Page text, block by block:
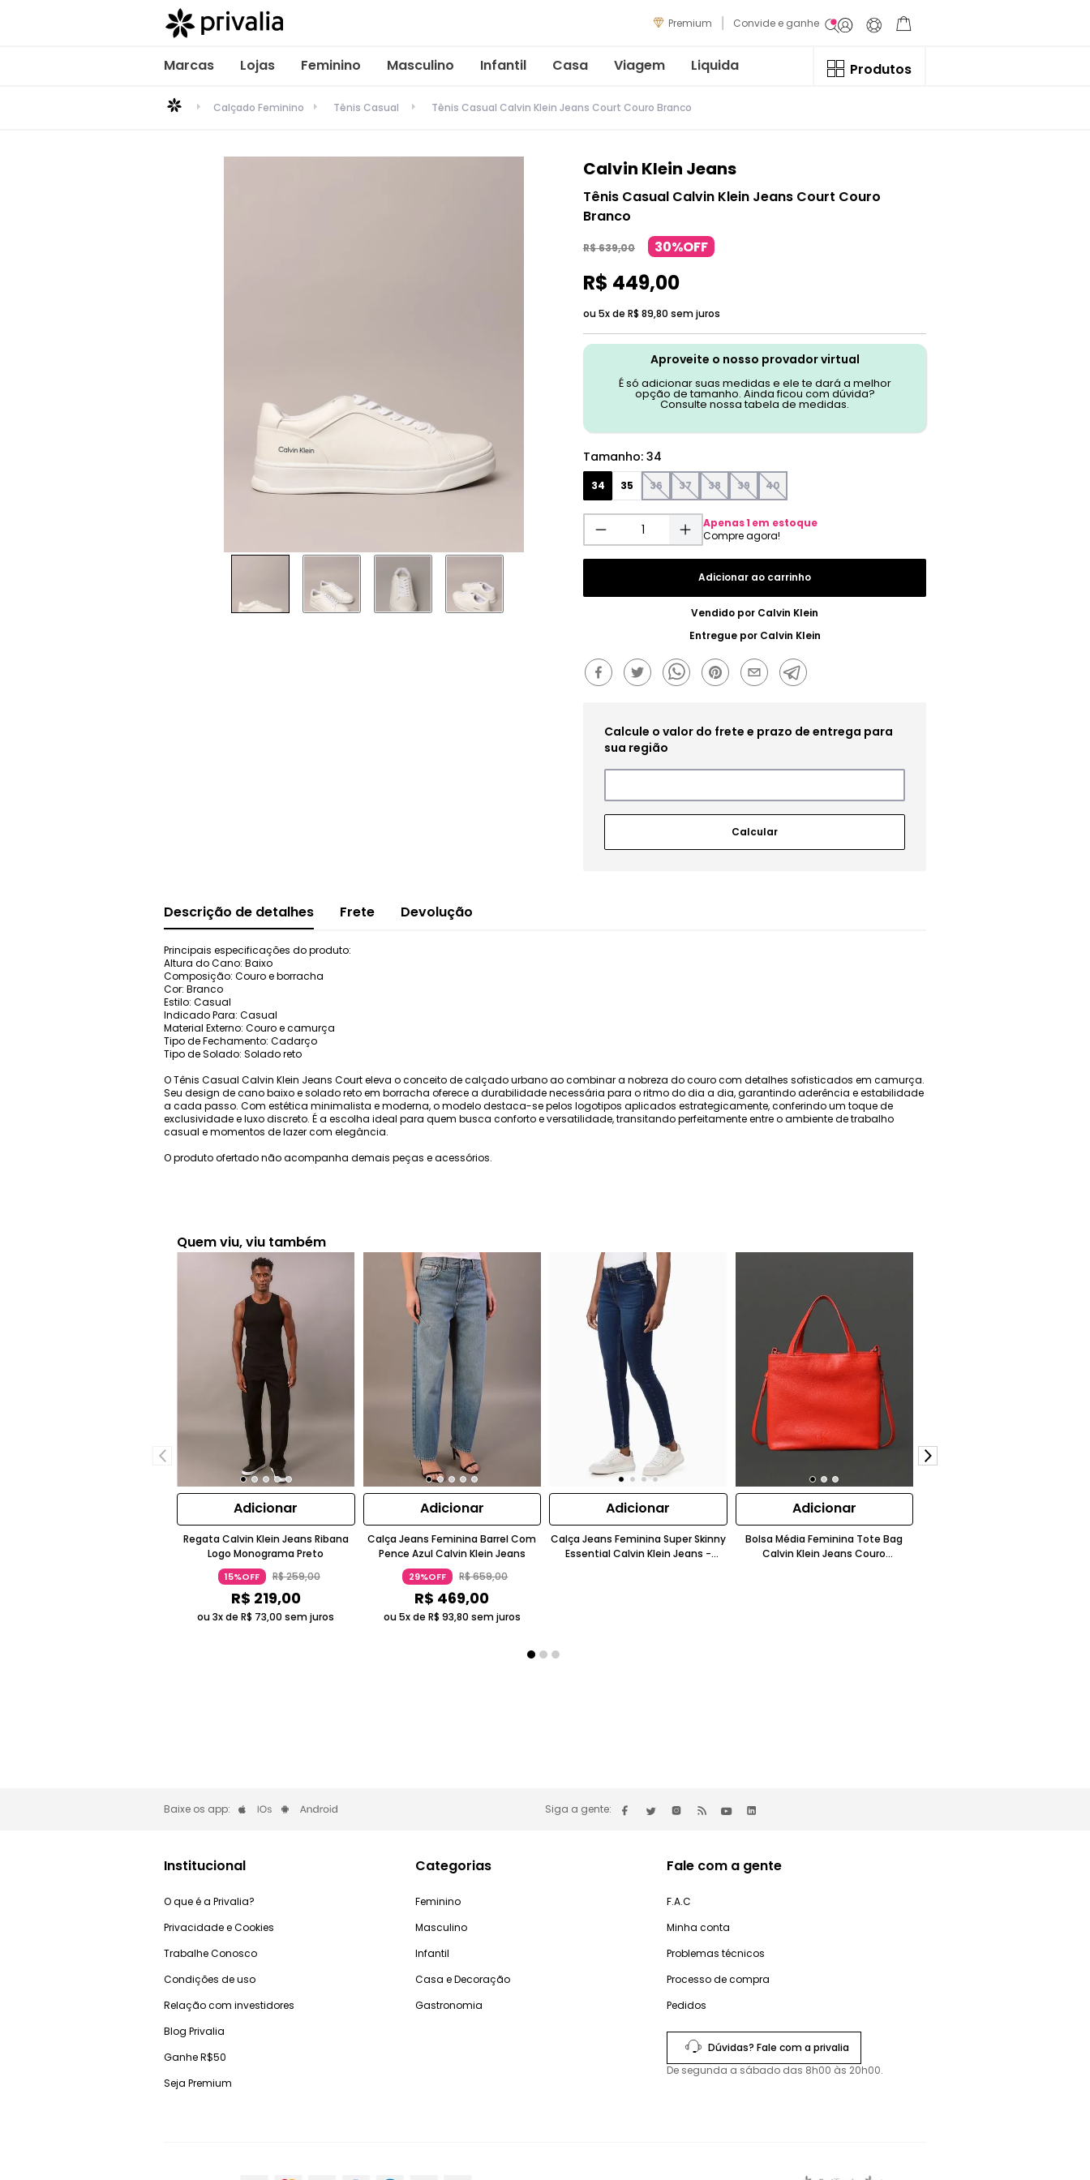
Premium Convide e ganhe
Marcas Lojas Feminino Masculino Infantil Casa Viagem Liquida Produtos
Calçado Feminino Tênis Casual Tênis Casual Calvin Klein Jeans Court Couro Branco
Calvin Klein Jeans
Tênis Casual Calvin Klein Jeans Court Couro
Branco
R$639,00 30%OFF
R$ 449,00
ou 5x de R$ 89,80 sem juros
Aproveite o nosso provador virtual
É só adicionar suas medidas e ele te dará a melhor
opção de tamanho. Ainda ficou com dúvida?
Consulte nossa tabela de medidas.
Tamanho: 34
34 35 36 37 38 39 40
Apenas1 em estoque
Adicionar ao carrinho
Vendido por Calvin Klein
Entregue por Calvin Klein
Descrição de detalhes Frete Devolução
Principais especificações do produto:
Altura do Cano: Baixo
Composição: Couro e borracha
Cor: Branco
Estilo: Casual
Indicado Para: Casual
Material Externo: Couro e camurça
Tipo de Fechamento: Cadarço
Tipo de Solado: Solado reto
O Tênis Casual Calvin Klein Jeans Court eleva o conceito de calçado urbano ao combinar a nobreza do couro com detalhes sofisticados em camurça.
Seu design de cano baixo e solado reto em borracha oferece a durabilidade necessária para o ritmo do dia a dia, garantindo aderência e estabilidade
a cada passo. Com estética minimalista e moderna, o modelo destaca-se pelos logotipos aplicados estrategicamente, conferindo um toque de
exclusividade e luxo discreto. É a escolha ideal para quem busca conforto e versatilidade, transitando perfeitamente entre o ambiente de trabalho
casual e momentos de lazer com elegância.
O produto ofertado não acompanha demais peças e acessórios.
Quem viu, viu também
Adicionar
Regata Calvin Klein Jeans Ribana
Logo Monograma Preto
15%OFF R$259,00
R$ 219,00
ou 3x deR$ 73,00 sem juros
Adicionar
Calça Jeans Feminina Barrel Com
Pence Azul Calvin Klein Jeans
29%OFF R$659,00
R$ 469,00
ou 5x de R$ 93,80 sem juros
Adicionar
Calça Jeans Feminina Super Skinny
Essential Calvin Klein Jeans -
Adicionar
Bolsa Média Feminina Tote Bag
Calvin Klein Jeans Couro
Baixe os app: Siga a gente:
Institucional
O que é a Privalia?
Privacidade e Cookies
Trabalhe Conosco
Condições de uso
Relação com investidores
Blog Privalia
Ganhe R$50
Seja Premium
Categorias
Feminino
Masculino
Infantil
Casa e Decoração
Gastronomia
Fale com a gente
F.A.C
Minha conta
Problemas técnicos
Processo de compra
Pedidos
Dúvidas? Fale com a privalia
De segunda a sábado das 8h00 às 20h00.